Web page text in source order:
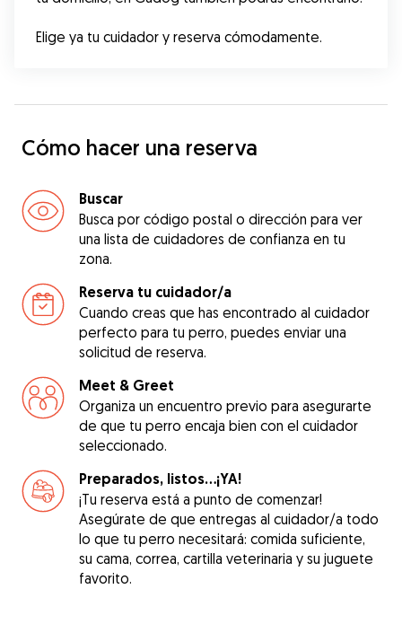
Elige ya tu cuidador y reserva cómodamente.
Cómo hacer una reserva
Buscar
Busca por código postal o dirección para ver
una lista de cuidadores de confianza en tu
zona.
Reserva tu cuidador/a
Cuando creas que has encontrado al cuidador
perfecto para tu perro, puedes enviar una
solicitud de reserva.
Meet & Greet
Organiza un encuentro previo para asegurarte
de que tu perro encaja bien con el cuidador
seleccionado.
Preparados, listos...¡YA!
¡Tu reserva está a punto de comenzar!
Asegúrate de que entregas al cuidador/a todo
lo que tu perro necesitará: comida suficiente,
su cama, correa, cartilla veterinaria y su juguete
favorito.